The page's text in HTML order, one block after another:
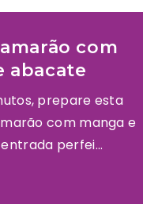
com
abacate
prepare esta
com manga e
perfei...